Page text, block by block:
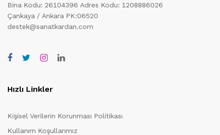
Bina Kodu: 26104396 Adres Kodu: 1208886026
Çankaya / Ankara PK:06520
destek@sanatkardan.com
Hızlı Linkler
Kişisel Verilerin Korunması Politikası
Kullanım Koşullarımız